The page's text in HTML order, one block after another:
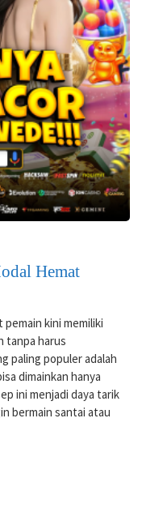
Hemat
kini memiliki
tanpa harus
paling populer adalah
dimainkan hanya
ini menjadi daya tarik
bermain santai atau